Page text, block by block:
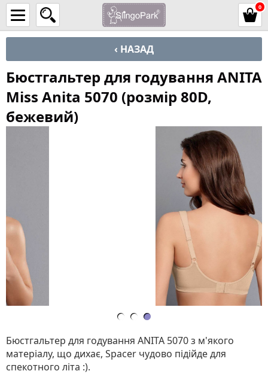
0
‹ НАЗАД
Бюстгальтер для годування ANITA
Miss Anita 5070 (розмір 80D,
бежевий)
Бюстгальтер для годування ANITA 5070 з м'якого
матеріалу, що дихає, Spacer чудово підійде для
спекотного літа :).